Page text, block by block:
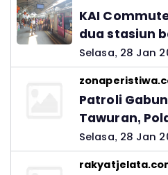
KAI
dua stasiun
Selasa, 28 Jan
Patroli
Tawuran,
Ingatkan
Selasa, 28 Jan